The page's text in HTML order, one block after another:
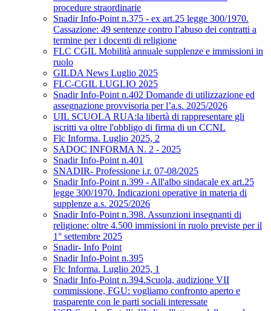
procedure straordinarie
Snadir Info-Point n.375 - ex art.25 legge 300/1970.
Cassazione: 49 sentenze contro l’abuso dei contratti a
termine per i docenti di religione
FLC CGIL Mobilità annuale supplenze e immissioni in
ruolo
GILDA News Luglio 2025
FLC-CGIL LUGLIO 2025
Snadir Info-Point n.402 Domande di utilizzazione ed
assegnazione provvisoria per l’a.s. 2025/2026
UIL SCUOLA RUA:la libertà di rappresentare gli
iscritti va oltre l'obbligo di firma di un CCNL
Flc Informa. Luglio 2025, 2
SADOC INFORMA N. 2 - 2025
Snadir Info-Point n.401
SNADIR- Professione i.r. 07-08/2025
Snadir Info-Point n.399 - All'albo sindacale ex art.25
legge 300/1970. Indicazioni operative in materia di
supplenze a.s. 2025/2026
Snadir Info-Point n.398. Assunzioni insegnanti di
religione: oltre 4.500 immissioni in ruolo previste per il
1° settembre 2025
Snadir- Info Point
Snadir Info-Point n.395
Flc Informa. Luglio 2025, 1
Snadir Info-Point n.394.Scuola, audizione VII
commissione, FGU: vogliamo confronto aperto e
trasparente con le parti sociali interessate